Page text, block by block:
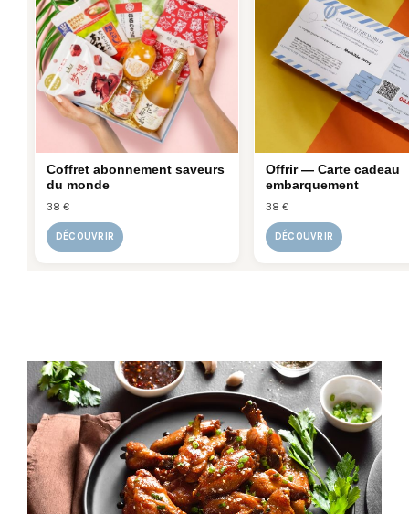
Coffret abonnement saveurs
du monde
38 €
DÉCOUVRIR
Offrir — Carte cadeau
embarquement
38 €
DÉCOUVRIR